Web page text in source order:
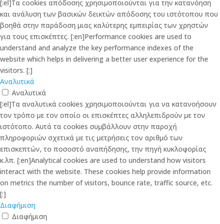
[:el]Τα cookies απόδοσης χρησιμοποιούνται για την κατανόηση
και ανάλυση των βασικών δεικτών απόδοσης του ιστότοπου που
βοηθά στην παράδοση μιας καλύτερης εμπειρίας των χρηστών
για τους επισκέπτες. [:en]Performance cookies are used to
understand and analyze the key performance indexes of the
website which helps in delivering a better user experience for the
visitors. [:]
Αναλυτικά
Αναλυτικά
[:el]Τα αναλυτικά cookies χρησιμοποιούνται για να κατανοήσουν
τον τρόπο με τον οποίο οι επισκέπτες αλληλεπιδρούν με τον
ιστότοπο. Αυτά τα cookies συμβάλλουν στην παροχή
πληροφοριών σχετικά με τις μετρήσεις τον αριθμό των
επισκεπτών, το ποσοστό αναπήδησης, την πηγή κυκλοφορίας
κ.λπ. [:en]Analytical cookies are used to understand how visitors
interact with the website. These cookies help provide information
on metrics the number of visitors, bounce rate, traffic source, etc.
[:]
Διαφήμιση
Διαφήμιση